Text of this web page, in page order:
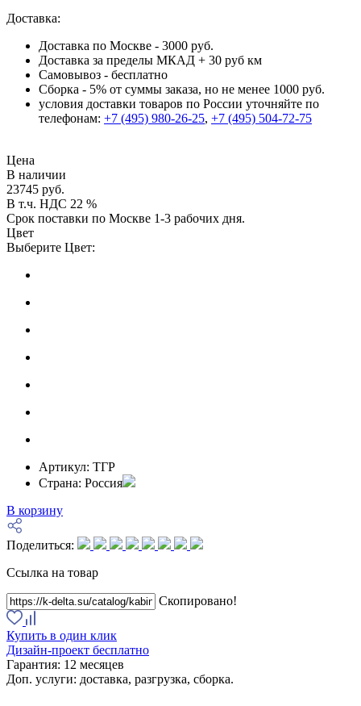
Доставка:
Доставка по Москве - 3000 руб.
Доставка за пределы МКАД + 30 руб км
Самовывоз - бесплатно
Сборка - 5% от суммы заказа, но не менее 1000 руб.
условия доставки товаров по России уточняйте по
телефонам: +7 (495) 980-26-25, +7 (495) 504-72-75
Цена
В наличии
23745 руб.
В т.ч. НДС 22 %
Срок поставки по Москве 1-3 рабочих дня.
Цвет
Выберите Цвет:
Артикул: ТГР
Страна: Россия
В корзину
Поделиться:
Ссылка на товар
Скопировано!
Купить в один клик
Дизайн-проект бесплатно
Гарантия: 12 месяцев
Доп. услуги: доставка, разгрузка, сборка.